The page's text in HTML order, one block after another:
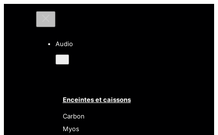
Audio
Enceintes et caissons
Carbon
Myos